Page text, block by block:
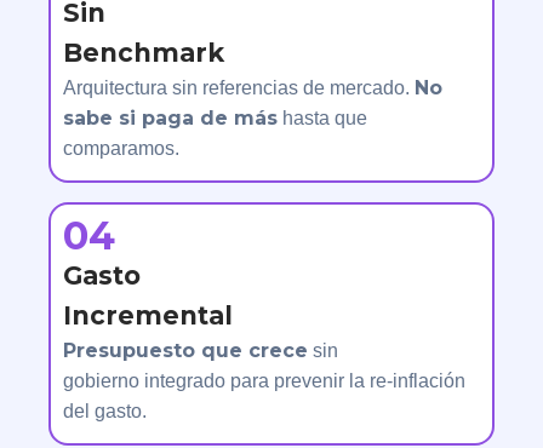
Sin
Benchmark
Arquitectura sin referencias de mercado. No
sabe si paga de más hasta que
comparamos.
04
Gasto
Incremental
Presupuesto que crece sin
gobierno integrado para prevenir la re-inflación
del gasto.